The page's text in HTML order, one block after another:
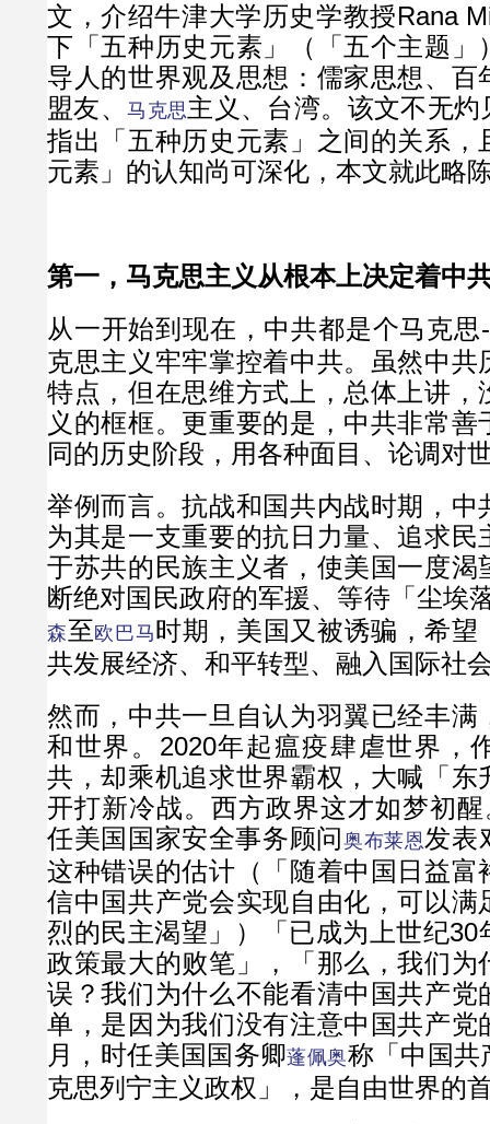
文，介绍牛津大学历史学教授Rana
下「五种历史元素」（「五个主题」
导人的世界观及思想：儒家思想、百
盟友、马克思主义、台湾。该文不无
指出「五种历史元素」之间的关系，
元素」的认知尚可深化，本文就此略
第一，马克思主义从根本上决定着中
从一开始到现在，中共都是个马克思-
克思主义牢牢掌控着中共。虽然中共
特点，但在思维方式上，总体上讲，
义的框框。更重要的是，中共非常善
同的历史阶段，用各种面目、论调对
举例而言。抗战和国共内战时期，中
为其是一支重要的抗日力量、追求民
于苏共的民族主义者，使美国一度渴
断绝对国民政府的军援、等待「尘埃
森至欧巴马时期，美国又被诱骗，希望
共发展经济、和平转型、融入国际社
然而，中共一旦自认为羽翼已经丰满
和世界。2020年起瘟疫肆虐世界，
共，却乘机追求世界霸权，大喊「东
开打新冷战。西方政界这才如梦初
任美国国家安全事务顾问奥布莱恩发表
这种错误的估计（「随着中国日益富
信中国共产党会实现自由化，可以满
烈的民主渴望」）「已成为上世纪30
政策最大的败笔」，「那么，我们为
误？我们为什么不能看清中国共产党
单，是因为我们没有注意中国共产党
月，时任美国国务卿蓬佩奥称「中国共
克思列宁主义政权」，是自由世界的